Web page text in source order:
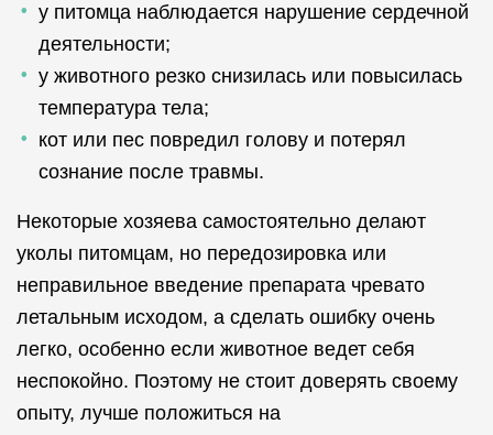
у питомца наблюдается нарушение сердечной
деятельности;
у животного резко снизилась или повысилась
температура тела;
кот или пес повредил голову и потерял
сознание после травмы.
Некоторые хозяева самостоятельно делают
уколы питомцам, но передозировка или
неправильное введение препарата чревато
летальным исходом, а сделать ошибку очень
легко, особенно если животное ведет себя
неспокойно. Поэтому не стоит доверять своему
опыту, лучше положиться на